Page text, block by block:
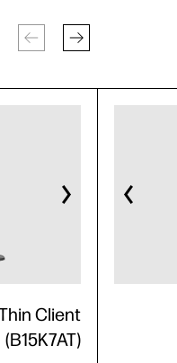
Client
(B15K7AT)